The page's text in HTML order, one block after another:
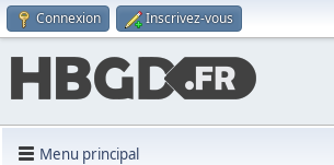
Connexion Inscrivez-vous
Menu principal